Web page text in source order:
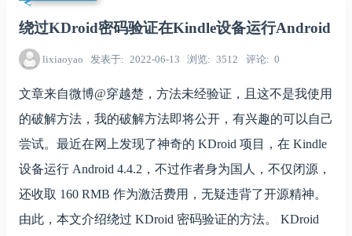
绕过KDroid密码验证在Kindle设备运行Android
lixiaoyao 发表于 2022-06-13 浏览 3512 评论 0
文章来自微博@穿越楚，方法未经验证，且这不是我使用
的破解方法，我的破解方法即将公开，有兴趣的可以自己
尝试。最近在网上发现了神奇的 KDroid 项目，在 Kindle
设备运行 Android 4.4.2，不过作者身为国人，不仅闭源，
还收取 160 RMB 作为激活费用，无疑违背了开源精神。
由此，本文介绍绕过 KDroid 密码验证的方法。 KDroid